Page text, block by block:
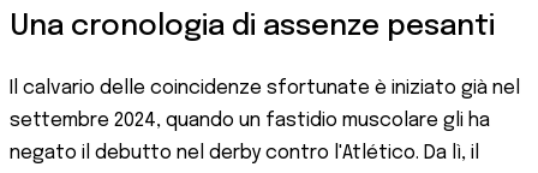
Una cronologia di assenze pesanti
Il calvario delle coincidenze sfortunate è iniziato già nel
settembre 2024, quando un fastidio muscolare gli ha
negato il debutto nel derby contro l'Atlético. Da lì, il